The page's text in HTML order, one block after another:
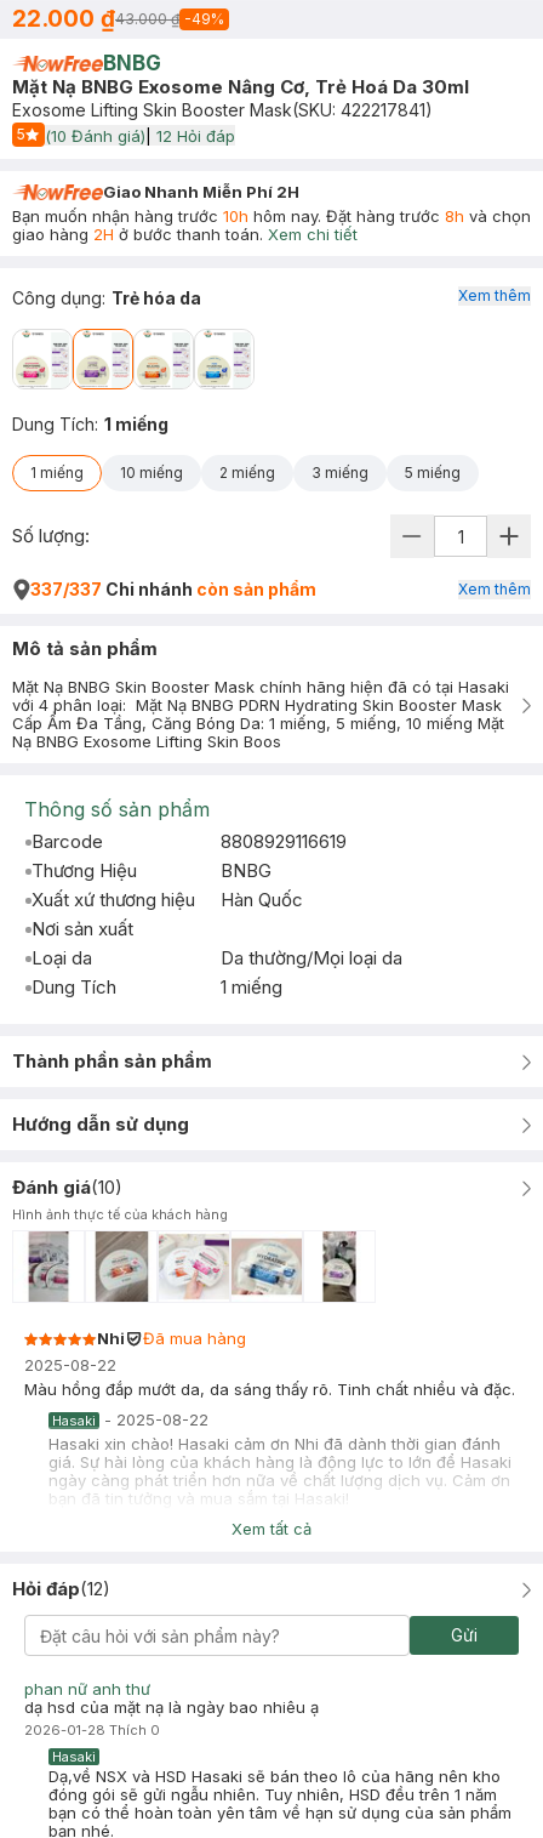
22.000 ₫43.000 ₫ -49%
BNBG
Mặt Nạ BNBG Exosome Nâng Cơ, Trẻ Hoá Da 30ml
Exosome Lifting Skin Booster Mask(SKU: 422217841)
5
Start Icon
(10 Đánh giá) 12 Hỏi đáp
Giao Nhanh Miễn Phí 2H
Bạn muốn nhận hàng trước 10h hôm nay. Đặt hàng trước 8h và chọn
giao hàng 2H ở bước thanh toán. Xem chi tiết
Công dụng: Trẻ hóa da
Dung Tích: 1 miếng
1 miếng 10 miếng 2 miếng 3 miếng 5 miếng
Xem thêm
Số lượng:
337/337 Chi nhánh còn sản phẩm Xem thêm
Mô tả sản phẩm
Mặt Nạ BNBG Skin Booster Mask chính hãng hiện đã có tại Hasaki
với 4 phân loại: Mặt Nạ BNBG PDRN Hydrating Skin Booster Mask
Cấp Ẩm Đa Tầng, Căng Bóng Da: 1 miếng, 5 miếng, 10 miếng Mặt
Nạ BNBG Exosome Lifting Skin Boos
Thông số sản phẩm
Barcode
8808929116619
Thương Hiệu
BNBG
Xuất xứ thương hiệu
Hàn Quốc
Nơi sản xuất
Loại da
Da thường/Mọi loại da
Dung Tích
1 miếng
Thành phần sản phẩm
Hướng dẫn sử dụng
Đánh giá(10)
Hình ảnh thực tế của khách hàng
Nhi
Đã mua hàng
2025-08-22
Màu hồng đắp mướt da, da sáng thấy rõ. Tinh chất nhiều và đặc.
Hasaki - 2025-08-22
Hasaki xin chào! Hasaki cảm ơn Nhi đã dành thời gian đánh
giá. Sự hài lòng của khách hàng là động lực to lớn để Hasaki
ngày càng phát triển hơn nữa về chất lượng dịch vụ. Cảm ơn
bạn đã tin tưởng và mua sắm tại Hasaki!
Đã mua hàng
mình pass 7 miếng như ảnh 17k/miếng miễn ship, mình mua tại
Hasaki -2025-06-29
Hasaki xin chào! Hasaki cảm ơn Minh Trang đã dành thời gian
đánh giá. Sự hài lòng của khách hàng là động lực to lớn để
Hasaki ngày càng phát triển hơn nữa về chất lượng dịch vụ.
Cảm ơn bạn đã tin tưởng và mua sắm tại Hasaki!
Xem tất cả
Hỏi đáp(12)
Gửi
phan nữ anh thư
dạ hsd của mặt nạ là ngày bao nhiêu ạ
2026-01-28 Thích 0
Hasaki
Dạ,về NSX và HSD Hasaki sẽ bán theo lô của hãng nên kho
đóng gói sẽ gửi ngẫu nhiên. Tuy nhiên, HSD đều trên 1 năm
bạn có thể hoàn toàn yên tâm về hạn sử dụng của sản phẩm
bạn nhé.